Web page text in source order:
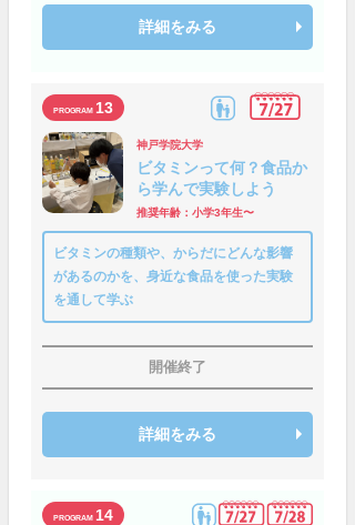
詳細をみる
13
神戸学院大学
ビタミンって何？食品か
ら学んで実験しよう
推奨年齢：小学3年生〜
ビタミンの種類や、からだにどんな影響
があるのかを、身近な食品を使った実験
を通して学ぶ
開催終了
詳細をみる
14